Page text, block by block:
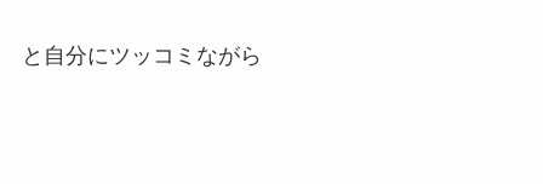
と自分にツッコミながら